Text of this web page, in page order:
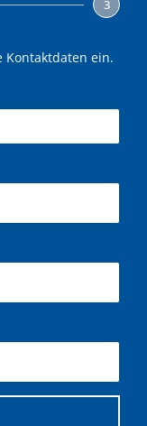
3
Kontaktdaten ein.